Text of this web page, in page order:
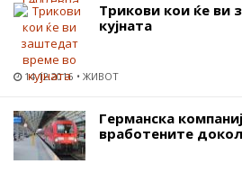
Трикови кои ќе ви
кујната
14.12.2016 ЖИВОТ
Германска
вработените